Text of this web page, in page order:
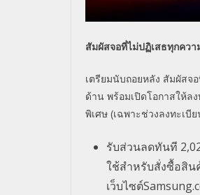
สัมผัสจอที่ไม่ปฏิเสธทุกควา
เตรียมนับถอยหลัง สัมผัสจ
ด้าน พร้อมเปิดโอกาสให้ลง
พิเศษ (เฉพาะช่วงลงทะเบี
รับส่วนลดทันที
ใช้สำหรับสั่งซื้อสิน
เว็บไซต์